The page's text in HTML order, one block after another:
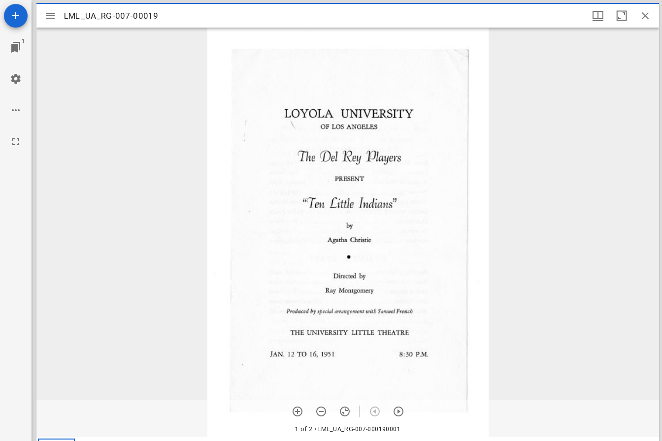
1
Mirador
viewer
LML_UA_RG-007-00019
1 of 2 • LML_UA_RG-007-000190001
LML_UA_RG-007-00019